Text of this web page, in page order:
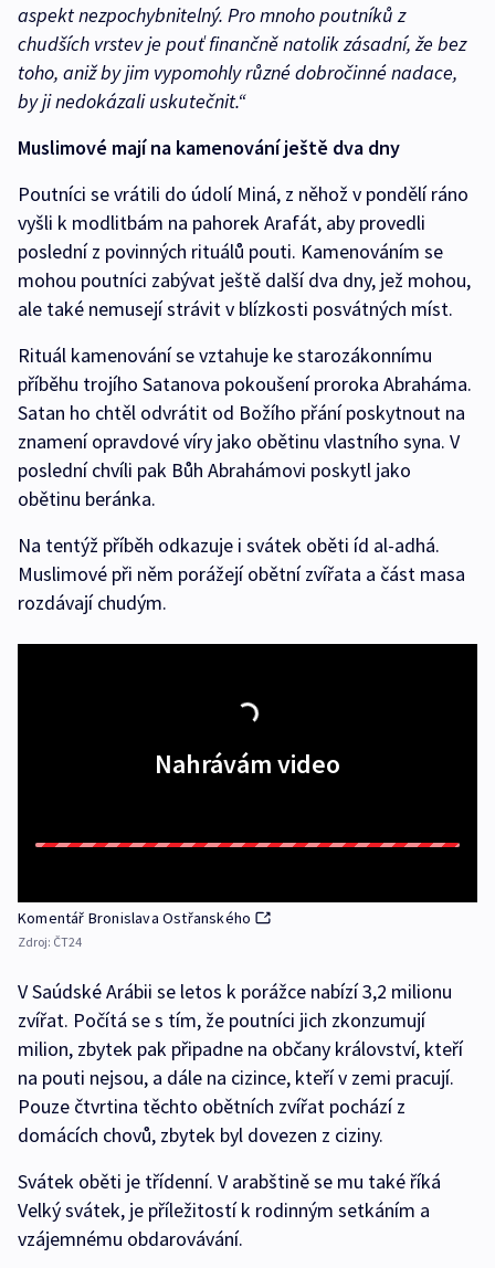
aspekt nezpochybnitelný. Pro mnoho poutníků z
chudších vrstev je pouť finančně natolik zásadní, že bez
toho, aniž by jim vypomohly různé dobročinné nadace,
by ji nedokázali uskutečnit.“
Muslimové mají na kamenování ještě dva dny
Poutníci se vrátili do údolí Miná, z něhož v pondělí ráno
vyšli k modlitbám na pahorek Arafát, aby provedli
poslední z povinných rituálů pouti. Kamenováním se
mohou poutníci zabývat ještě další dva dny, jež mohou,
ale také nemusejí strávit v blízkosti posvátných míst.
Rituál kamenování se vztahuje ke starozákonnímu
příběhu trojího Satanova pokoušení proroka Abraháma.
Satan ho chtěl odvrátit od Božího přání poskytnout na
znamení opravdové víry jako obětinu vlastního syna. V
poslední chvíli pak Bůh Abrahámovi poskytl jako
obětinu beránka.
Na tentýž příběh odkazuje i svátek oběti íd al-adhá.
Muslimové při něm porážejí obětní zvířata a část masa
rozdávají chudým.
Nahrávám video
Komentář Bronislava Ostřanského
Zdroj: ČT24
V Saúdské Arábii se letos k porážce nabízí 3,2 milionu
zvířat. Počítá se s tím, že poutníci jich zkonzumují
milion, zbytek pak připadne na občany království, kteří
na pouti nejsou, a dále na cizince, kteří v zemi pracují.
Pouze čtvrtina těchto obětních zvířat pochází z
domácích chovů, zbytek byl dovezen z ciziny.
Svátek oběti je třídenní. V arabštině se mu také říká
Velký svátek, je příležitostí k rodinným setkáním a
vzájemnému obdarovávání.